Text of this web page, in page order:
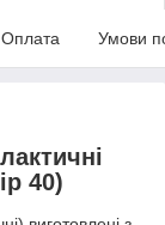
Оплата Умови
40)